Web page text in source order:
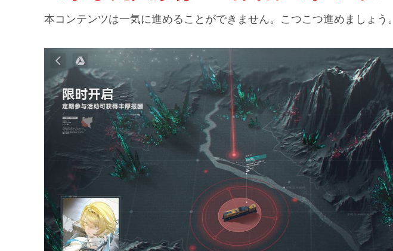
本コンテンツは一気に進めることができません。こつこつ進めましょう。